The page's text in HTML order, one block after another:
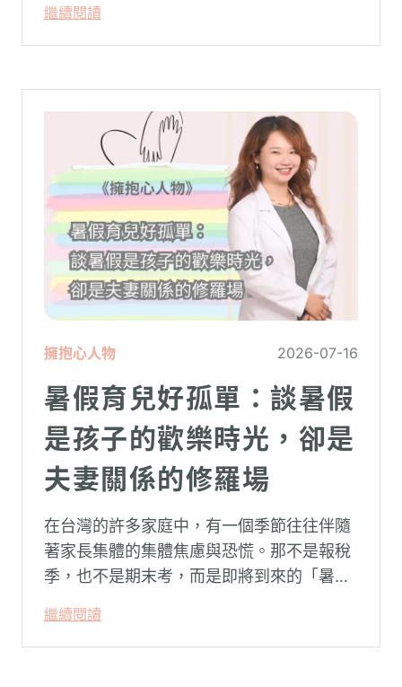
理，陪你面對情緒困擾找回生活步調。
繼續閱讀
擁抱心人物 2026-07-16
暑假育兒好孤單：談暑假
是孩子的歡樂時光，卻是
夫妻關係的修羅場
在台灣的許多家庭中，有一個季節往往伴隨
著家長集體的集體焦慮與恐慌。那不是報稅
季，也不是期末考，而是即將到來的「暑
家庭，原本由學校與安親班代勞的照顧責
任，瞬間全數倒回家庭系統之內。對許多父
繼續閱讀